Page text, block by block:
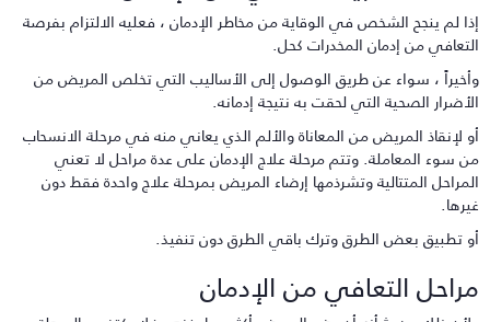
لم ينجح الشخص في الوقاية من مخاطر الإدمان ، فعليه الالتزام بفرصة
من إدمان المخدرات كحل.
، سواء عن طريق الوصول إلى الأساليب التي تخلص المريض من
الصحية التي لحقت به نتيجة إدمانه.
لإنقاذ المريض من المعاناة والألم الذي يعاني منه في مرحلة الانسحاب
سوء المعاملة. وتتم مرحلة علاج الإدمان على عدة مراحل لا تعني
المتتالية وتشرذمها إرضاء المريض بمرحلة علاج واحدة فقط دون
تطبيق بعض الطرق وترك باقي الطرق دون تنفيذ.
التعافي من الإدمان